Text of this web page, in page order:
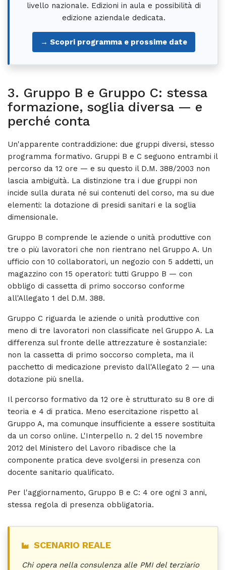
livello nazionale. Edizioni in aula e possibilità di
edizione aziendale dedicata.
→ Scopri programma e prossime date
3. Gruppo B e Gruppo C: stessa
formazione, soglia diversa — e
perché conta
Un'apparente contraddizione: due gruppi diversi, stesso
programma formativo. Gruppi B e C seguono entrambi il
percorso da 12 ore — e su questo il D.M. 388/2003 non
lascia ambiguità. La distinzione tra i due gruppi non
incide sulla durata né sui contenuti del corso, ma su due
elementi: la dotazione di presidi sanitari e la soglia
dimensionale.
Gruppo B comprende le aziende o unità produttive con
tre o più lavoratori che non rientrano nel Gruppo A. Un
ufficio con 10 collaboratori, un negozio con 5 addetti, un
magazzino con 15 operatori: tutti Gruppo B — con
obbligo di cassetta di primo soccorso conforme
all'Allegato 1 del D.M. 388.
Gruppo C riguarda le aziende o unità produttive con
meno di tre lavoratori non classificate nel Gruppo A. La
differenza sul fronte delle attrezzature è sostanziale:
non la cassetta di primo soccorso completa, ma il
pacchetto di medicazione previsto dall'Allegato 2 — una
dotazione più snella.
Il percorso formativo da 12 ore è strutturato su 8 ore di
teoria e 4 di pratica. Meno esercitazione rispetto al
Gruppo A, ma comunque insufficiente a essere sostituita
da un corso online. L'Interpello n. 2 del 15 novembre
2012 del Ministero del Lavoro ribadisce che la
componente pratica deve svolgersi in presenza con
docente sanitario qualificato.
Per l'aggiornamento, Gruppo B e C: 4 ore ogni 3 anni,
stessa regola di presenza obbligatoria.
SCENARIO REALE
Chi opera nella consulenza alle PMI del terziario